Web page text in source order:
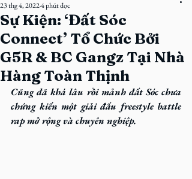
Sự Kiện: ‘Đất Sóc
Connect’ Tổ Chức Bởi
G5R & BC Gangz Tại Nhà
Hàng Toàn Thịnh
23 thg 4, 20224 phút đọc
Cũng đã khá lâu rồi mảnh đất Sóc chưa
chứng kiến một giải đấu freestyle battle
rap mở rộng và chuyên nghiệp.